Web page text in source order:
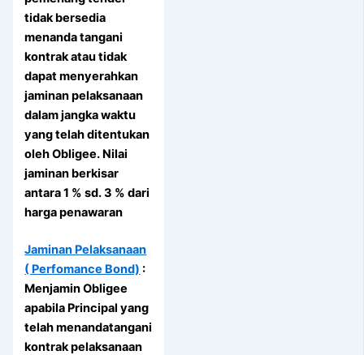
tidak bersedia
menanda tangani
kontrak atau tidak
dapat menyerahkan
jaminan pelaksanaan
dalam jangka waktu
yang telah ditentukan
oleh Obligee. Nilai
jaminan berkisar
antara 1 % sd. 3 % dari
harga penawaran
Jaminan Pelaksanaan
( Perfomance Bond) :
Menjamin Obligee
apabila Principal yang
telah menandatangani
kontrak pelaksanaan